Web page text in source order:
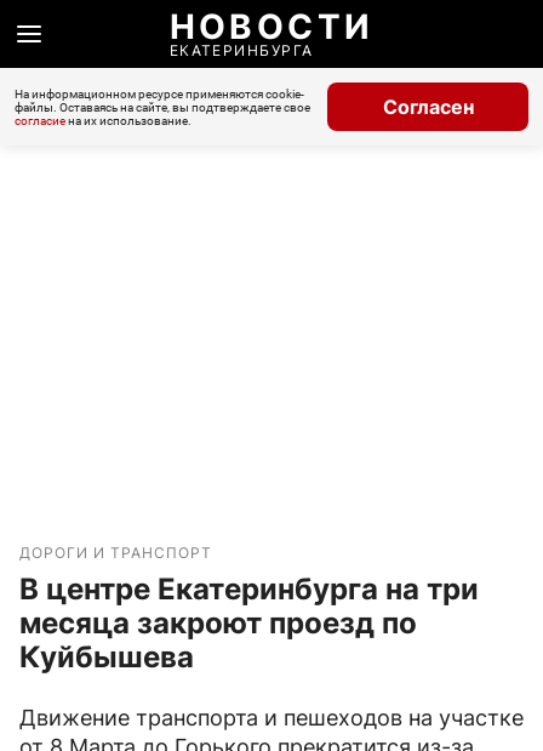
НОВОСТИ
ЕКАТЕРИНБУРГА
На информационном ресурсе применяются cookie-
файлы. Оставаясь на сайте, вы подтверждаете свое
согласиена их использование.
Согласен
ДОРОГИ И ТРАНСПОРТ
В центре Екатеринбурга на три
месяца закроют проезд по
Куйбышева
Движение транспорта и пешеходов на участке